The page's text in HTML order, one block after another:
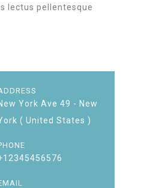
lectus pellentesque
York Ave 49 - New
( United States )